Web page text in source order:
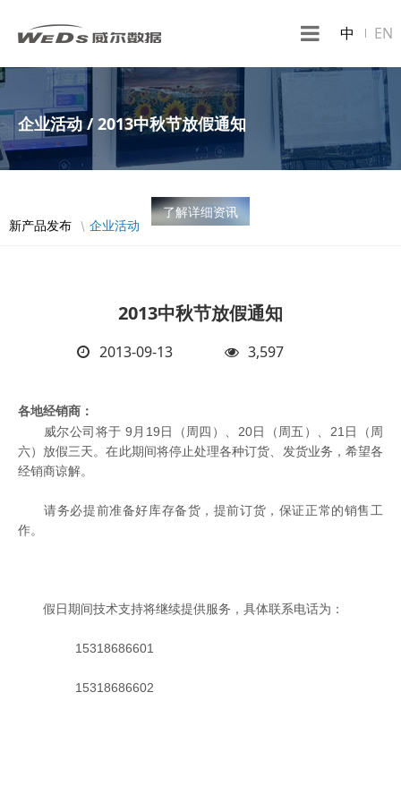
中 EN
企业活动 / 2013中秋节放假通知
新产品发布 企业活动
2013中秋节放假通知
2013-09-13 3,597
各地经销商：
威尔公司将于 9月19日（周四）、20日（周五）、21日（周
六）放假三天。在此期间将停止处理各种订货、发货业务，希望各
经销商谅解。
请务必提前准备好库存备货，提前订货，保证正常的销售工
作。
假日期间技术支持将继续提供服务，具体联系电话为：
15318686601
15318686602
了解详细资讯